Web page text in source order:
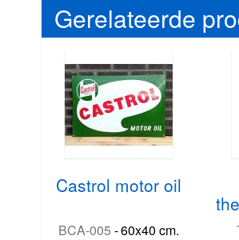
Gerelateerde
Castrol motor oil
BCA-005 -60x40 cm.